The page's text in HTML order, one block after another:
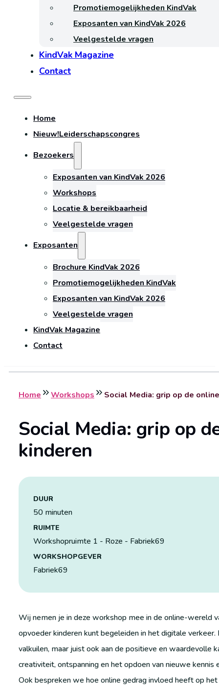
Promotiemogelijkheden KindVak
Exposanten van KindVak 2026
Veelgestelde vragen
KindVak Magazine
Contact
Home
Nieuw!Leiderschapscongres
Bezoekers
Exposanten van KindVak 2026
Workshops
Locatie & bereikbaarheid
Veelgestelde vragen
Exposanten
Brochure KindVak 2026
Promotiemogelijkheden KindVak
Exposanten van KindVak 2026
Veelgestelde vragen
KindVak Magazine
Contact
Home Workshops Social Media: grip op de
Social Media: grip op
kinderen
DUUR
50 minuten
RUIMTE
Workshopruimte 1 - Roze - Fabriek69
WORKSHOPGEVER
Fabriek69
Wij nemen je in deze workshop mee in de online-wereld
opvoeder kinderen kunt begeleiden in het digitale
valkuilen, maar juist ook aan de positieve en waardevolle
creativiteit, ontspanning en het opdoen van nieuwe kennis
Ook bespreken we hoe online gedrag invloed heeft op